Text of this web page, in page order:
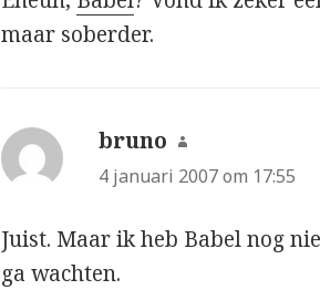
maar soberder.
bruno schreef:
4 januari 2007 om 17:55
Juist. Maar ik heb Babel nog
ga wachten.